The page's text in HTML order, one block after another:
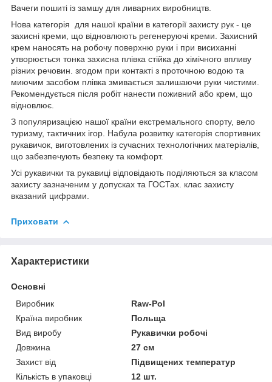
Вачеги пошиті із замшу для ливарних виробництв.
Нова категорія для нашої країни в категорії захисту рук - це
захисні креми, що відновлюють регенеруючі креми. Захисний
крем наносять на робочу поверхню руки і при висиханні
утворюється тонка захисна плівка стійка до хімічного впливу
різних речовин. згодом при контакті з проточною водою та
миючим засобом плівка змивається залишаючи руки чистими.
Рекомендується після робіт нанести поживний або крем, що
відновлює.
З популяризацією нашої країни екстремального спорту, вело
туризму, тактичних ігор. Набула розвитку категорія спортивних
рукавичок, виготовлених із сучасних технологічних матеріалів,
що забезпечують безпеку та комфорт.
Усі рукавички та рукавиці відповідають поділяються за класом
захисту зазначеним у допусках та ГОСТах. клас захисту
вказаний цифрами.
Приховати
Характеристики
Основні
Виробник
Raw-Pol
Країна виробник
Польща
Вид виробу
Рукавички робочі
Довжина
27 см
Захист від
Підвищених температур
Кількість в упаковці
12 шт.